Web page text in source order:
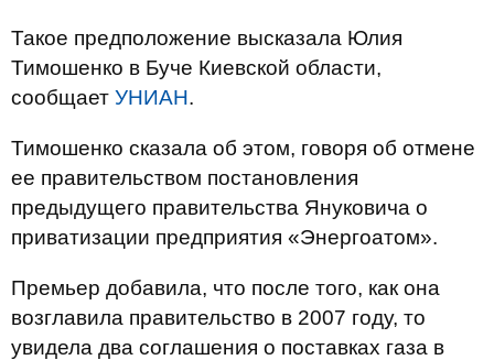
Такое предположение высказала Юлия
Тимошенко в Буче Киевской области,
сообщает УНИАН.
Тимошенко сказала об этом, говоря об отмене
ее правительством постановления
предыдущего правительства Януковича о
приватизации предприятия «Энергоатом».
Премьер добавила, что после того, как она
возглавила правительство в 2007 году, то
увидела два соглашения о поставках газа в